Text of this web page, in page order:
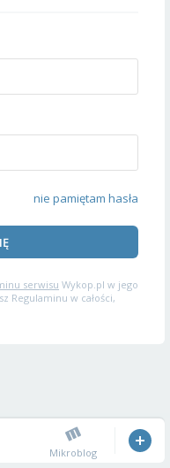
nie pamiętam hasła
serwisu Wykop.pl w jego
Regulaminu w całości,
Mikroblog